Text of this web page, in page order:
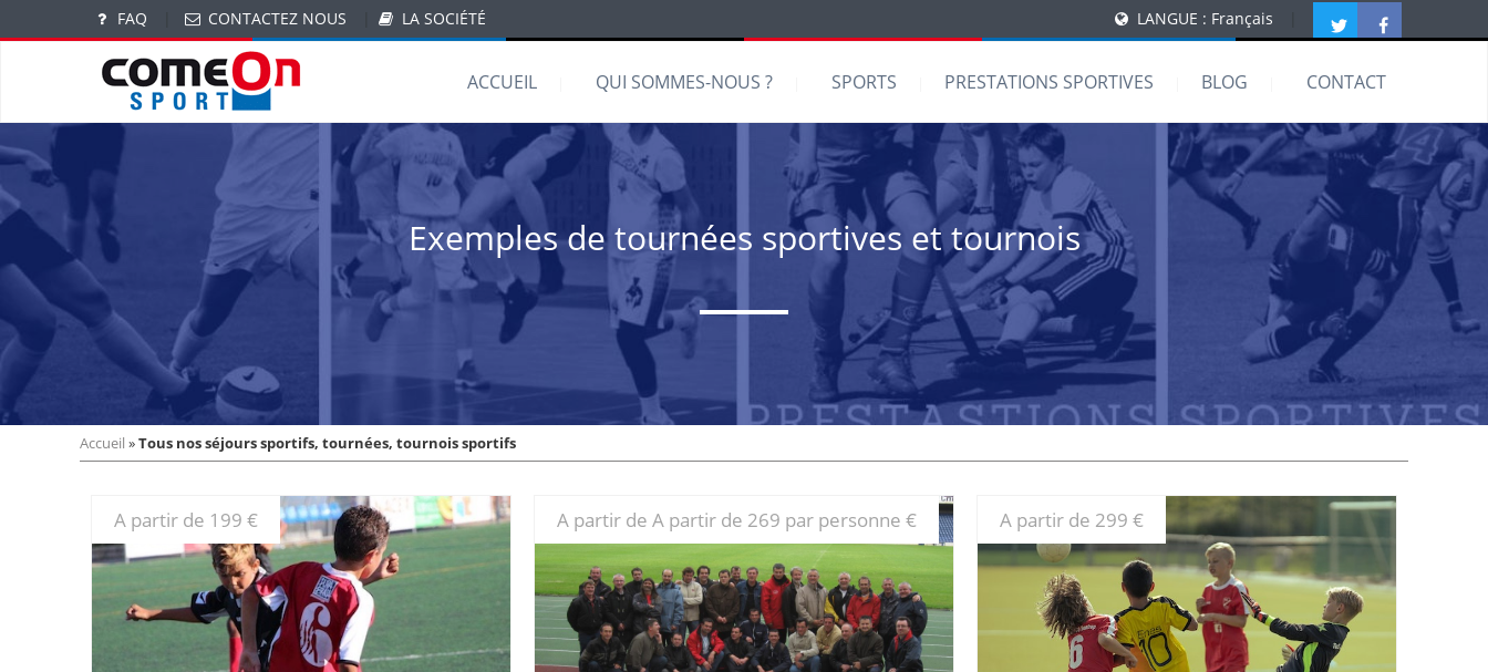
FAQ CONTACTEZ NOUS LA SOCIÉTÉ LANGUE : Français
ACCUEIL QUI SOMMES-NOUS ? SPORTS PRESTATIONS SPORTIVES BLOG CONTACT
Exemples de tournées sportives et tournois
Accueil »Tous nos séjours sportifs, tournées, tournois sportifs
A partir de 199 €
DÉTAILS
A partir de A partir de 269 par personne €
DÉTAILS
A partir de 299 €
DÉTAILS